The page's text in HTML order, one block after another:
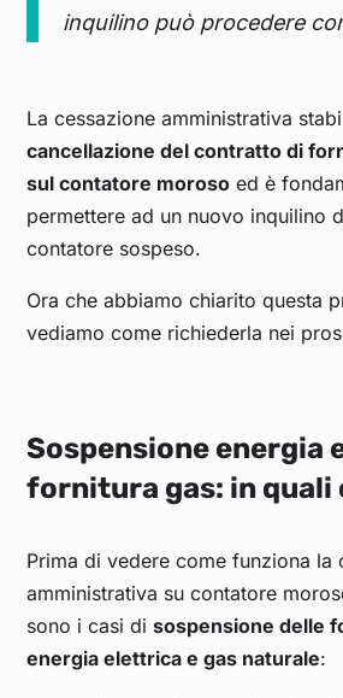
inquilino può procedere
La cessazione amministrativa
cancellazione del contratto di
sul contatore moroso ed è
permettere ad un nuovo inquilino
contatore sospeso.
Ora che abbiamo chiarito questa
vediamo come richiederla nei
Sospensione energia
fornitura gas: in quali
Prima di vedere come funziona la
amministrativa su contatore
sono i casi disospensione delle
energia elettrica e gas naturale: